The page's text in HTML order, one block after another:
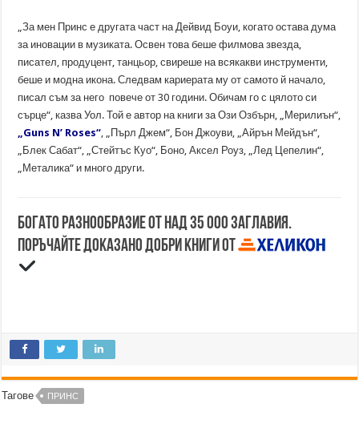
„За мен Принс е другата част на Дейвид Боуи, когато остава дума
за иновации в музиката. Освен това беше филмова звезда,
писател, продуцент, танцьор, свиреше на всякакви инструменти,
беше и модна икона. Следвам кариерата му от самото й начало,
писал съм за него повече от 30 години. Обичам го с цялото си
сърце“, казва Уол. Той е автор на книги за Ози Озбърн, „Мерилиън“,
„Guns N’ Roses“, „Пърл Джем“, Бон Джоуви, „Айрън Мейдън“,
„Блек Сабат“, „Стейтъс Куо“, Боно, Аксел Роуз, „Лед Цепелин“,
„Металика“ и много други.
Богато разнообразие от над 35 000 заглавия.
Поръчайте доказано добри книги от
Тагове ПРИНС